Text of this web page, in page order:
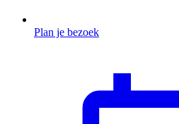
Plan je bezoek